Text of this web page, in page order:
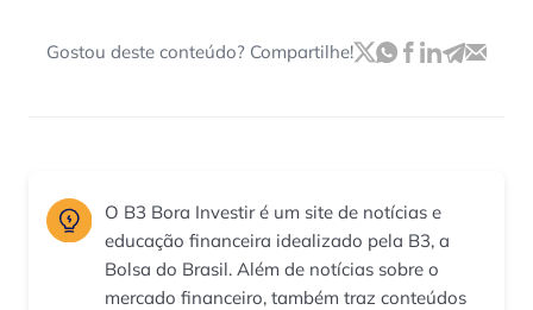
Gostou deste conteúdo? Compartilhe!
O B3 Bora Investir é um site de notícias e
educação financeira idealizado pela B3, a
Bolsa do Brasil. Além de notícias sobre o
mercado financeiro, também traz conteúdos